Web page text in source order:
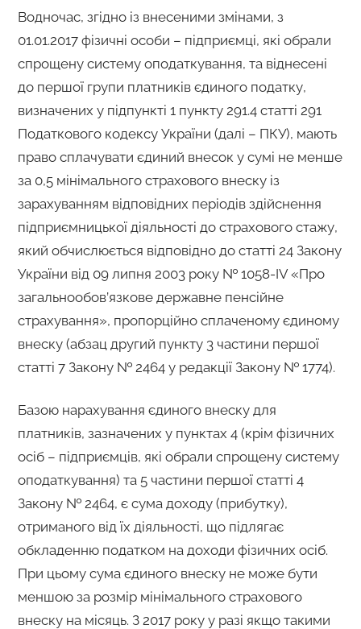
Водночас, згідно із внесеними змінами, з
01.01.2017 фізичні особи – підприємці, які обрали
спрощену систему оподаткування, та віднесені
до першої групи платників єдиного податку,
визначених у підпункті 1 пункту 291.4 статті 291
Податкового кодексу України (далі – ПКУ), мають
право сплачувати єдиний внесок у сумі не менше
за 0,5 мінімального страхового внеску із
зарахуванням відповідних періодів здійснення
підприємницької діяльності до страхового стажу,
який обчислюється відповідно до статті 24 Закону
України від 09 липня 2003 року № 1058-IV «Про
загальнообов’язкове державне пенсійне
страхування», пропорційно сплаченому єдиному
внеску (абзац другий пункту 3 частини першої
статті 7 Закону № 2464 у редакції Закону № 1774).
Базою нарахування єдиного внеску для
платників, зазначених у пунктах 4 (крім фізичних
осіб – підприємців, які обрали спрощену систему
оподаткування) та 5 частини першої статті 4
Закону № 2464, є сума доходу (прибутку),
отриманого від їх діяльності, що підлягає
обкладенню податком на доходи фізичних осіб.
При цьому сума єдиного внеску не може бути
меншою за розмір мінімального страхового
внеску на місяць. З 2017 року у разі якщо такими